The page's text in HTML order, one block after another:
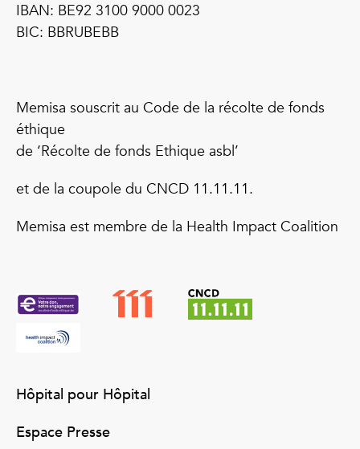
IBAN: BE92 3100 9000 0023
BIC: BBRUBEBB
Memisa souscrit au Code de la récolte de fonds
éthique
de ‘Récolte de fonds Ethique asbl’
et de la coupole du CNCD 11.11.11.
Memisa est membre de la Health Impact Coalition
Hôpital pour Hôpital
Espace Presse